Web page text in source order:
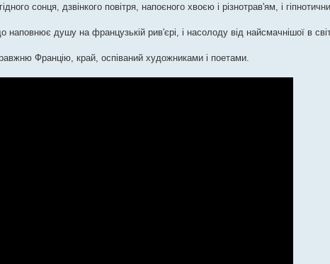
сонця, дзвінкого повітря, напоєного хвоєю і різнотрав'ям, і
наповнює душу на французькій рив'єрі, і насолоду від найсмачнішої в світі
Францію, край, оспіваний художниками і поетами.